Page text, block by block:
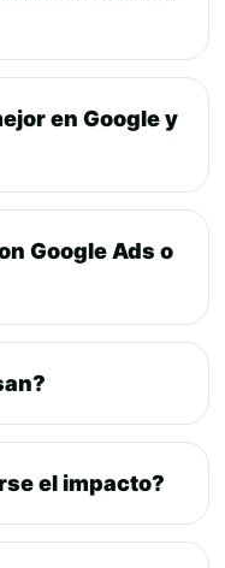
en Google y
Google Ads o
el impacto?